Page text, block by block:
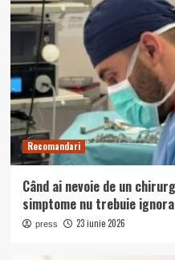
Recomandari
Când ai nevoie de un
simptome nu trebuie
press 23 iunie 2026